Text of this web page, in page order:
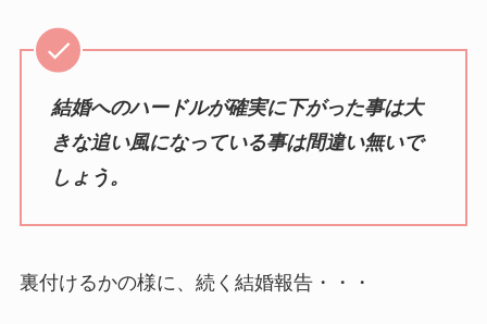
結婚へのハードルが確実に下がった事は大
きな追い風になっている事は間違い無いで
しょう。
裏付けるかの様に、続く結婚報告・・・